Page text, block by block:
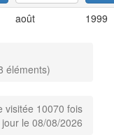
août 1999
éléments)
visitée 10070 fois
le 08/08/2026